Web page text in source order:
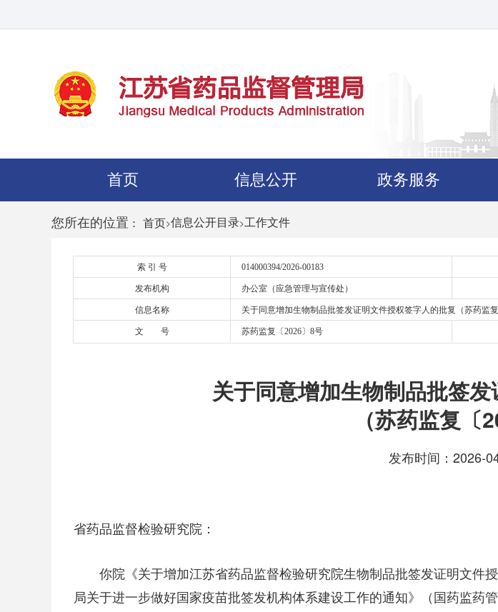
首页 信息公开 政务服务
您所在的位置 : 首页>信息公开目录>工作文件
索 引 号 014000394/2026-00183
发布机构 办公室（应急管理与宣传处）
信息名称 关于同意增加生物制品批签发证明文件授权签字人的批复（苏药监复
文 号 苏药监复〔2026〕8号
关于同意增加生物制品批签
（苏药监复〔
发布时间：2026-
省药品监督检验研究院：
你院《关于增加江苏省药品监督检验研究院生物制品批签发证明文件
局关于进一步做好国家疫苗批签发机构体系建设工作的通知》（国药监药